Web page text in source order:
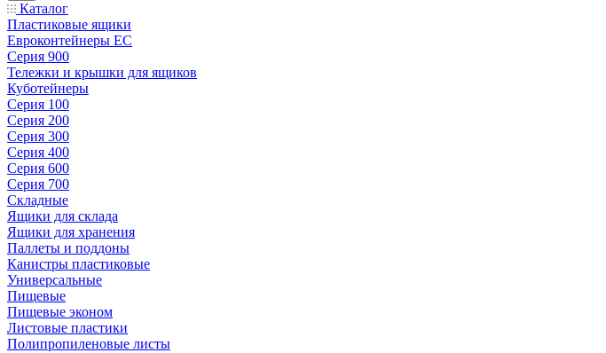
Каталог
Пластиковые ящики
Евроконтейнеры ЕС
Серия 900
Тележки и крышки для ящиков
Куботейнеры
Серия 100
Серия 200
Серия 300
Серия 400
Серия 600
Серия 700
Складные
Ящики для склада
Ящики для хранения
Паллеты и поддоны
Канистры пластиковые
Универсальные
Пищевые
Пищевые эконом
Листовые пластики
Полипропиленовые листы